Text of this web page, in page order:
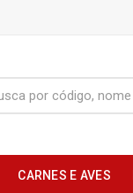
CARNES E AVES